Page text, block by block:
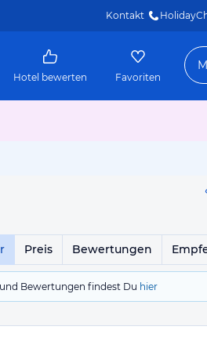
Kontakt
Hotel bewerten Favoriten
Preis Bewertungen
Bewertungen findest Du hier